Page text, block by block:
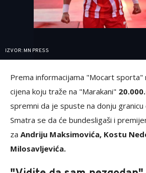
IZVOR: MN PRESS
Prema informacijama "Mocart sporta"
cijena koju traže na "Marakani"
spremni da je spuste na donju granicu
Smatra se da će bundesligaši i
za Andriju Maksimovića, Kostu
Milosavljevića.